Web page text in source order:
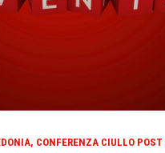
CONFERENZA CIULLO POST